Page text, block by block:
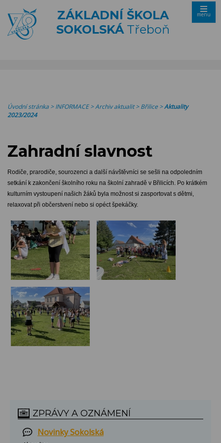
ZÁKLADNÍ ŠKOLA
SOKOLSKÁTřeboň
menu
Úvodní stránka >INFORMACE>Archiv aktualit>Břilice >Aktuality
2023/2024
Zahradní slavnost
Rodiče, prarodiče, sourozenci a další návštěvníci se sešli na odpoledním
setkání k zakončení školního roku na školní zahradě v Břilicích. Po krátkém
kulturním vystoupení našich žáků byla možnost si zasportovat s dětmi,
relaxovat při občerstvení nebo si opéct špekáčky.
ZPRÁVY A OZNÁMENÍ
Novinky Sokolská